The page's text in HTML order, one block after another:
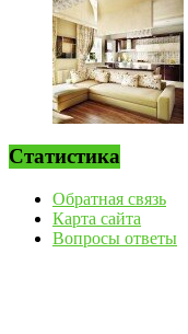
Статистика
Обратная связь
Карта сайта
Вопросы ответы